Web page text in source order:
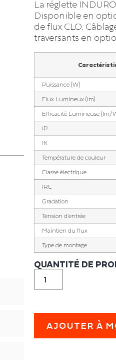
Éclairage piscine
Éclairage patinoire
Éclairage de
et de terrain de
Éclairage de carrière
équestre
Éclairage parking
La réglette
Disponible en
de flux CLO.
traversants en
Puissance (W)
Flux Lumineux (lm)
Efficacité Lumineuse (lm/
IP
IK
Température de couleur
Classe électrique
IRC
Gradation
Tension d'entrée
Maintien du flux
Type de montage
QUANTITÉ DE
AJOUTER À